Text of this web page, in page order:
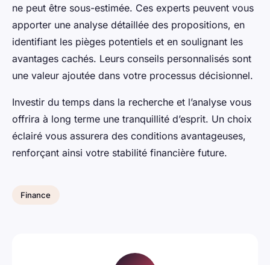
ne peut être sous-estimée. Ces experts peuvent vous
apporter une analyse détaillée des propositions, en
identifiant les pièges potentiels et en soulignant les
avantages cachés. Leurs conseils personnalisés sont
une valeur ajoutée dans votre processus décisionnel.
Investir du temps dans la recherche et l’analyse vous
offrira à long terme une tranquillité d’esprit. Un choix
éclairé vous assurera des conditions avantageuses,
renforçant ainsi votre stabilité financière future.
Finance